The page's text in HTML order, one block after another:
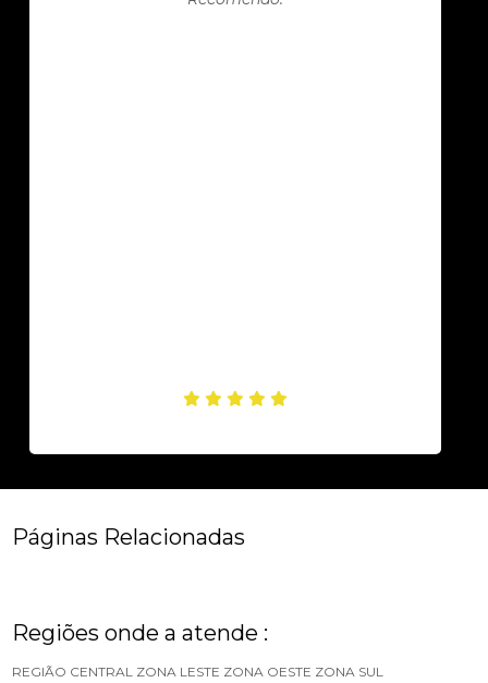
Páginas Relacionadas
Regiões onde a atende :
REGIÃO CENTRAL ZONA LESTE ZONA OESTE ZONA SUL